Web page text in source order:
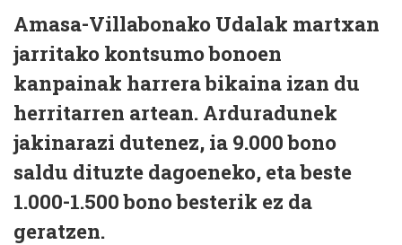
Amasa-Villabonako Udalak martxan
jarritako kontsumo bonoen
kanpainak harrera bikaina izan du
herritarren artean. Arduradunek
jakinarazi dutenez, ia 9.000 bono
saldu dituzte dagoeneko, eta beste
1.000-1.500 bono besterik ez da
geratzen.